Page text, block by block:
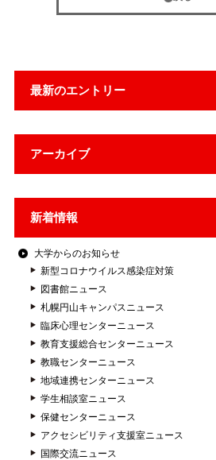
最新のエントリー
アーカイブ
新着情報
大学からのお知らせ
新型コロナウイルス感染症対策
図書館ニュース
札幌円山キャンパスニュース
臨床心理センターニュース
教育支援総合センターニュース
教職センターニュース
地域連携センターニュース
学生相談室ニュース
保健センターニュース
アクセシビリティ支援室ニュース
国際交流ニュース